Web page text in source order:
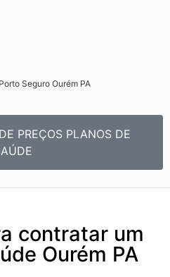
Seguro Ourém PA​
PREÇOS PLANOS DE
contratar um
Ourém PA